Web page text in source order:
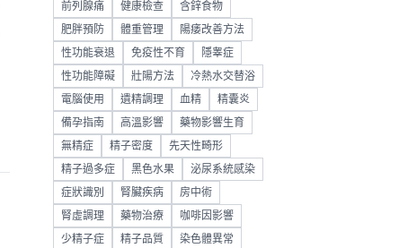
前列腺痛 健康檢查 含鋅食物
肥胖預防 體重管理 陽痿改善方法
性功能衰退 免疫性不育 隱睾症
性功能障礙 壯陽方法 冷熱水交替浴
電腦使用 遺精調理 血精 精囊炎
備孕指南 高溫影響 藥物影響生育
無精症 精子密度 先天性畸形
精子過多症 黑色水果 泌尿系統感染
症狀識別 腎臟疾病 房中術
腎虛調理 藥物治療 咖啡因影響
少精子症 精子品質 染色體異常